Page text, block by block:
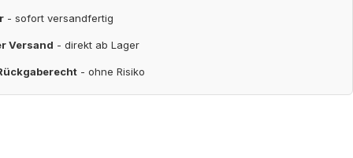
- sofort versandfertig
Versand - direkt ab Lager
- ohne Risiko